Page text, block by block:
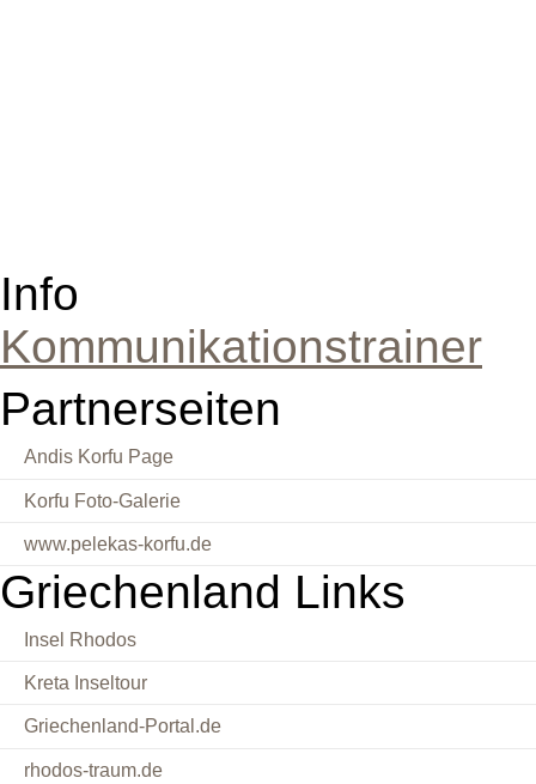
Info
Kommunikationstrainer
Partnerseiten
Andis Korfu Page
Korfu Foto-Galerie
www.pelekas-korfu.de
Griechenland Links
Insel Rhodos
Kreta Inseltour
Griechenland-Portal.de
rhodos-traum.de